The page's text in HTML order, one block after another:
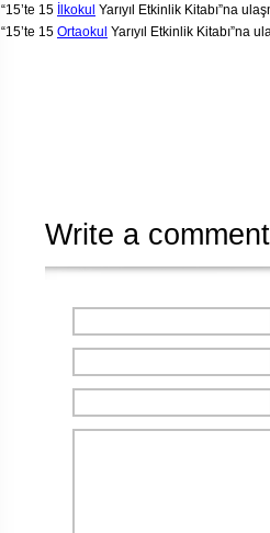
“15’te 15
İlkokul Yarıyıl Etkinlik Kitabı”na
“15’te 15 Ortaokul Yarıyıl Etkinlik Kitabı”na
Write a comment